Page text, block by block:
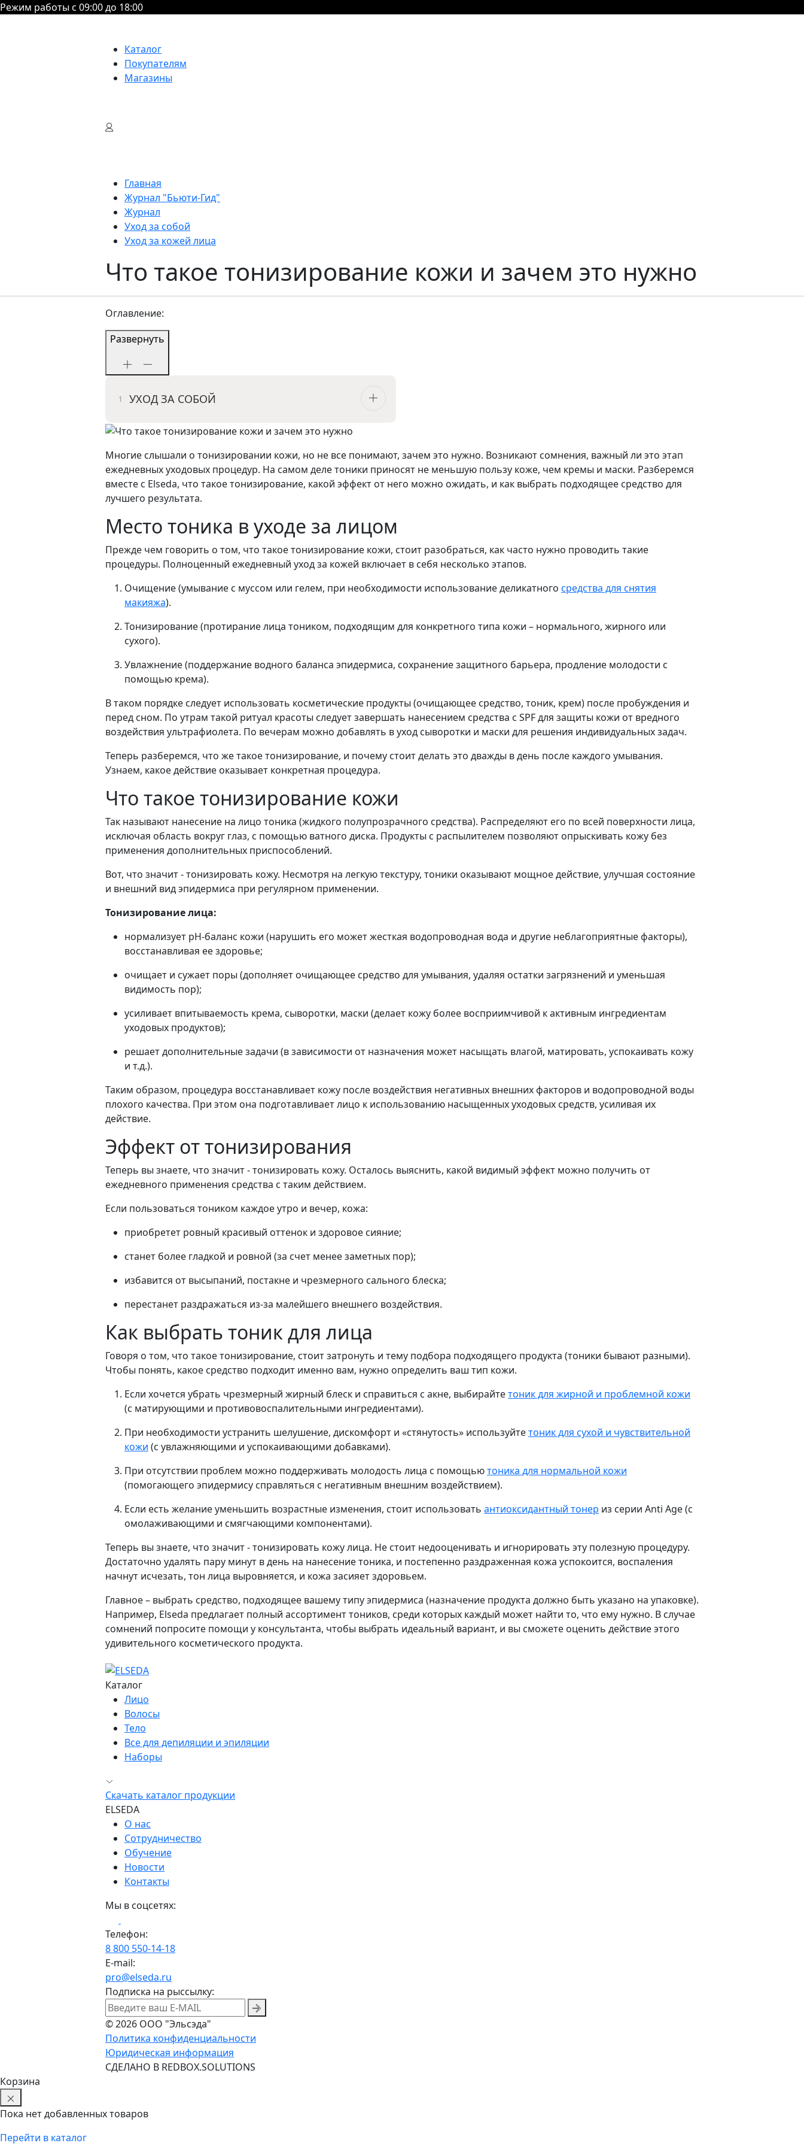
Режим работы с 09:00 до 18:00
Каталог
Покупателям
Магазины
Главная
Журнал "Бьюти-Гид"
Журнал
Уход за собой
Уход за кожей лица
Что такое тонизирование кожи и зачем это нужно
Оглавление:
Развернуть
УХОД ЗА СОБОЙ
Многие слышали о тонизировании кожи, но не все понимают, зачем это нужно. Возникают сомнения, важный ли это этап
ежедневных уходовых процедур. На самом деле тоники приносят не меньшую пользу коже, чем кремы и маски. Разберемся
вместе с Elseda, что такое тонизирование, какой эффект от него можно ожидать, и как выбрать подходящее средство для
лучшего результата.
Место тоника в уходе за лицом
Прежде чем говорить о том, что такое тонизирование кожи, стоит разобраться, как часто нужно проводить такие
процедуры. Полноценный ежедневный уход за кожей включает в себя несколько этапов.
Очищение (умывание с муссом или гелем, при необходимости использование деликатного средства для снятия
макияжа).
Тонизирование (протирание лица тоником, подходящим для конкретного типа кожи – нормального, жирного или
сухого).
Увлажнение (поддержание водного баланса эпидермиса, сохранение защитного барьера, продление молодости с
помощью крема).
В таком порядке следует использовать косметические продукты (очищающее средство, тоник, крем) после пробуждения и
перед сном. По утрам такой ритуал красоты следует завершать нанесением средства с SPF для защиты кожи от вредного
воздействия ультрафиолета. По вечерам можно добавлять в уход сыворотки и маски для решения индивидуальных задач.
Теперь разберемся, что же такое тонизирование, и почему стоит делать это дважды в день после каждого умывания.
Узнаем, какое действие оказывает конкретная процедура.
Что такое тонизирование кожи
Так называют нанесение на лицо тоника (жидкого полупрозрачного средства). Распределяют его по всей поверхности лица,
исключая область вокруг глаз, с помощью ватного диска. Продукты с распылителем позволяют опрыскивать кожу без
применения дополнительных приспособлений.
Вот, что значит - тонизировать кожу. Несмотря на легкую текстуру, тоники оказывают мощное действие, улучшая состояние
и внешний вид эпидермиса при регулярном применении.
Тонизирование лица:
нормализует рН-баланс кожи (нарушить его может жесткая водопроводная вода и другие неблагоприятные факторы),
восстанавливая ее здоровье;
очищает и сужает поры (дополняет очищающее средство для умывания, удаляя остатки загрязнений и уменьшая
видимость пор);
усиливает впитываемость крема, сыворотки, маски (делает кожу более восприимчивой к активным ингредиентам
уходовых продуктов);
решает дополнительные задачи (в зависимости от назначения может насыщать влагой, матировать, успокаивать кожу
и т.д.).
Таким образом, процедура восстанавливает кожу после воздействия негативных внешних факторов и водопроводной воды
плохого качества. При этом она подготавливает лицо к использованию насыщенных уходовых средств, усиливая их
действие.
Эффект от тонизирования
Теперь вы знаете, что значит - тонизировать кожу. Осталось выяснить, какой видимый эффект можно получить от
ежедневного применения средства с таким действием.
Если пользоваться тоником каждое утро и вечер, кожа:
приобретет ровный красивый оттенок и здоровое сияние;
станет более гладкой и ровной (за счет менее заметных пор);
избавится от высыпаний, постакне и чрезмерного сального блеска;
перестанет раздражаться из-за малейшего внешнего воздействия.
Как выбрать тоник для лица
Говоря о том, что такое тонизирование, стоит затронуть и тему подбора подходящего продукта (тоники бывают разными).
Чтобы понять, какое средство подходит именно вам, нужно определить ваш тип кожи.
Если хочется убрать чрезмерный жирный блеск и справиться с акне, выбирайтетоник для жирной и проблемной кожи
(с матирующими и противовоспалительными ингредиентами).
При необходимости устранить шелушение, дискомфорт и «стянутость» используйтетоник для сухой и чувствительной
кожи (с увлажняющими и успокаивающими добавками).
При отсутствии проблем можно поддерживать молодость лица с помощьютоника для нормальной кожи
(помогающего эпидермису справляться с негативным внешним воздействием).
Если есть желание уменьшить возрастные изменения, стоит использовать антиоксидантный тонер из серии Anti Age (с
омолаживающими и смягчающими компонентами).
Теперь вы знаете, что значит - тонизировать кожу лица. Не стоит недооценивать и игнорировать эту полезную процедуру.
Достаточно удалять пару минут в день на нанесение тоника, и постепенно раздраженная кожа успокоится, воспаления
начнут исчезать, тон лица выровняется, и кожа засияет здоровьем.
Главное – выбрать средство, подходящее вашему типу эпидермиса (назначение продукта должно быть указано на упаковке).
Например, Elseda предлагает полный ассортимент тоников, среди которых каждый может найти то, что ему нужно. В случае
сомнений попросите помощи у консультанта, чтобы выбрать идеальный вариант, и вы сможете оценить действие этого
удивительного косметического продукта.
Каталог
Лицо
Волосы
Тело
Все для депиляции и эпиляции
Наборы
Скачать каталог продукции
ELSEDA
О нас
Сотрудничество
Обучение
Новости
Контакты
Мы в соцсетях:
Телефон:
8 800 550-14-18
E-mail:
pro@elseda.ru
Подписка на рыссылку:
© 2026 ООО "Эльсэда"
Политика конфиденциальности
Юридическая информация
CДЕЛАНО В REDBOX.SOLUTIONS
Корзина
Пока нет добавленных товаров
Перейти в каталог